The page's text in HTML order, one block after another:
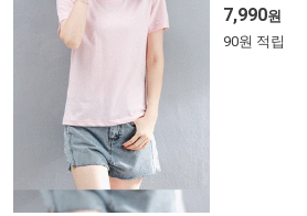
7,990원
90원 적립